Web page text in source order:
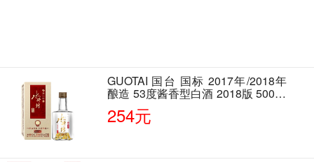
GUOTAI 国台 国标 2017年/2018年
酿造 53度酱香型白酒 2018版 500ml
单瓶装
254元